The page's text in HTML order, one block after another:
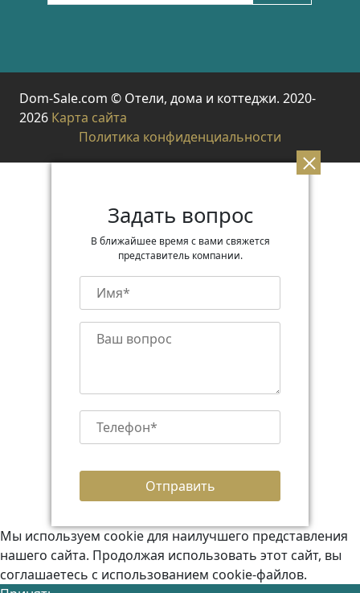
Dom-Sale.com © Отели, дома и коттеджи. 2020-
2026 Карта сайта
Политика конфиденциальности
Задать вопрос
В ближайшее время с вами свяжется
представитель компании.
Мы используем cookie для наилучшего представления
нашего сайта. Продолжая использовать этот сайт, вы
соглашаетесь с использованием cookie-файлов.